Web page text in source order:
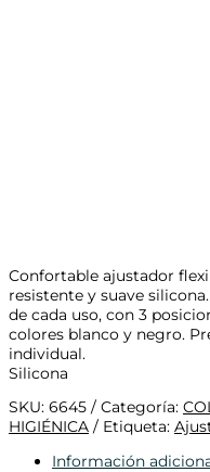
Confortable ajustador
resistente y suave
de cada uso, con 3
colores blanco y negro.
individual.
Silicona
SKU: 6645 Categoría:
HIGIÉNICA
Etiqueta:
Información